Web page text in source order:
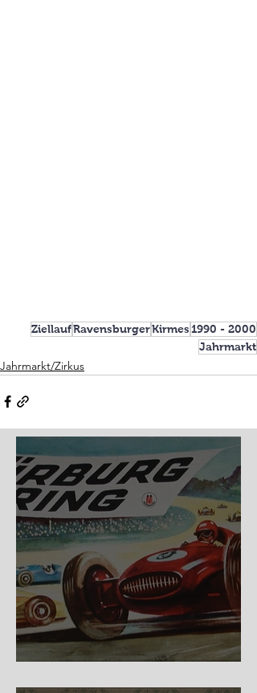
ZiellaufRavensburgerKirmes 1990 - 2000
Jahrmarkt
Jahrmarkt/Zirkus